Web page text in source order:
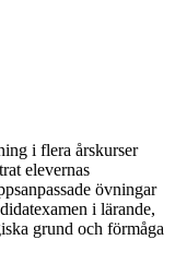
i flera årskurser
elevernas
övningar
i lärande,
grund och förmåga